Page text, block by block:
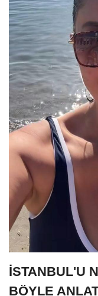
İSTANBUL'U
BÖYLE